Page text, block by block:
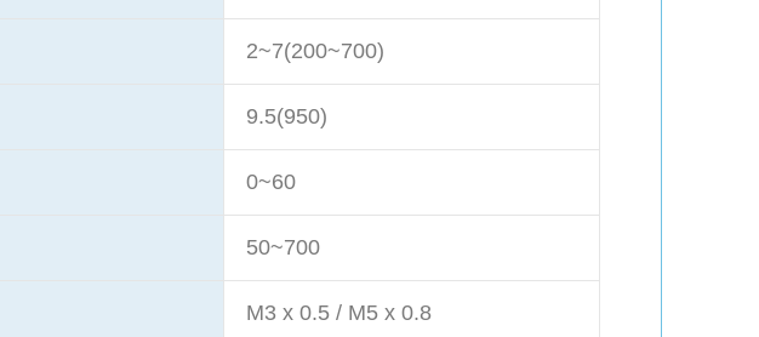
2~7(200~700)
9.5(950)
0~60
50~700
M3 x 0.5 / M5 x 0.8